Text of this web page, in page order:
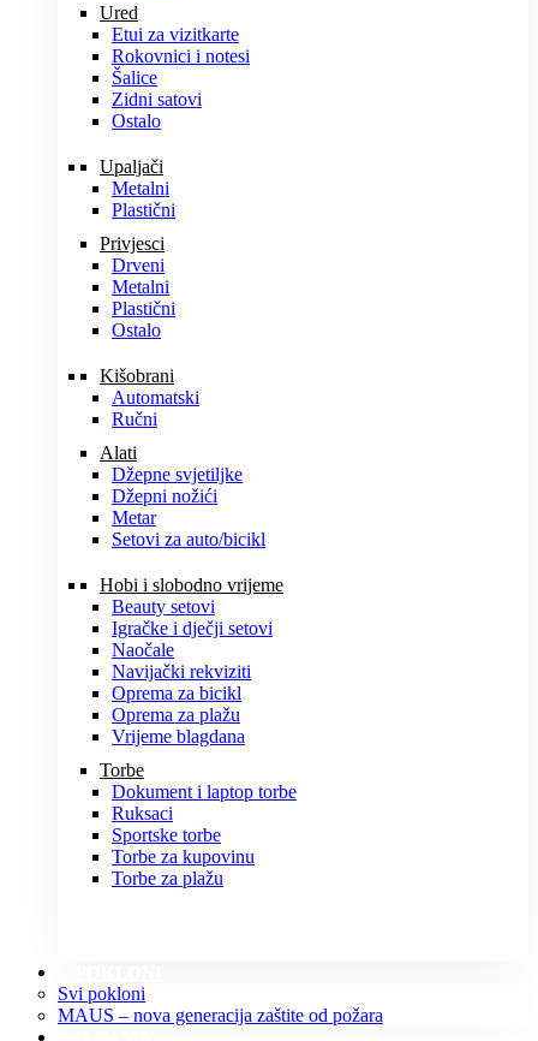
Ured
Etui za vizitkarte
Rokovnici i notesi
Šalice
Zidni satovi
Ostalo
Upaljači
Metalni
Plastični
Privjesci
Drveni
Metalni
Plastični
Ostalo
Kišobrani
Automatski
Ručni
Alati
Džepne svjetiljke
Džepni nožići
Metar
Setovi za auto/bicikl
Hobi i slobodno vrijeme
Beauty setovi
Igračke i dječji setovi
Naočale
Navijački rekviziti
Oprema za bicikl
Oprema za plažu
Vrijeme blagdana
Torbe
Dokument i laptop torbe
Ruksaci
Sportske torbe
Torbe za kupovinu
Torbe za plažu
Svi pokloni
MAUS – nova generacija zaštite od požara